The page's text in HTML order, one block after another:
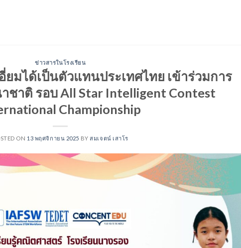
ข่าวสารในโรงเรียน
มได้เป็นตัวแทนประเทศไทย เข้าร่วมการ
าติ รอบ All Star Intelligent Contest
Championship
ON 13 พฤศจิกายน 2025 BYสมเจตน์ เสาโร